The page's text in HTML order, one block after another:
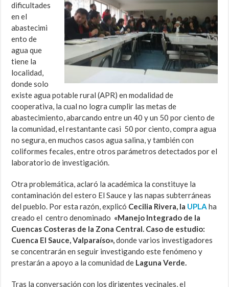
dificultades
en el
abastecimi
ento de
agua que
tiene la
localidad,
donde solo
existe agua potable rural (APR) en modalidad de
cooperativa, la cual no logra cumplir las metas de
abastecimiento, abarcando entre un 40 y un 50 por ciento de
la comunidad, el restantante casi 50 por ciento, compra agua
no segura, en muchos casos agua salina, y también con
coliformes fecales, entre otros parámetros detectados por el
laboratorio de investigación.
Otra problemática, aclaró la académica la constituye la
contaminación del estero El Sauce y las napas subterráneas
del pueblo. Por esta razón, explicó Cecilia Rivera, la UPLA ha
creado el centro denominado «Manejo Integrado de la
Cuencas Costeras de la Zona Central. Caso de estudio:
Cuenca El Sauce, Valparaíso»,donde varios investigadores
se concentrarán en seguir investigando este fenómeno y
prestarán a apoyo a la comunidad de Laguna Verde.
Tras la conversación con los dirigentes vecinales, el